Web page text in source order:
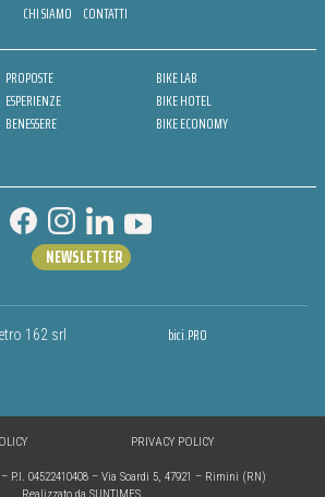
CHI SIAMO CONTATTI
PROPOSTE
ESPERIENZE
BENESSERE
BIKE LAB
BIKE HOTEL
BIKE ECONOMY
162 srl bici.PRO
NEWSLETTER
P.I. 04522410408 – Via Soardi 5, 47921 – Rimini (RN)
Realizzato da SUNTIMES
PRIVACY POLICY